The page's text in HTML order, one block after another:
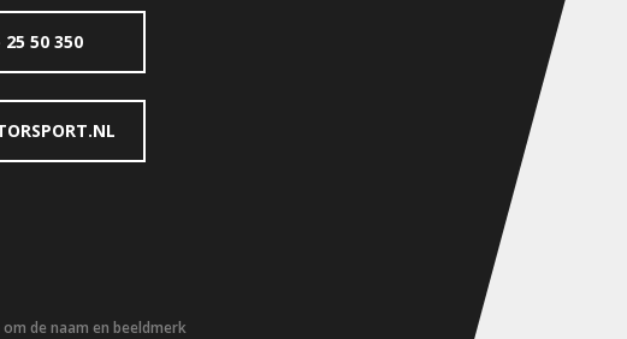
25 50 350
de naam en beeldmerk